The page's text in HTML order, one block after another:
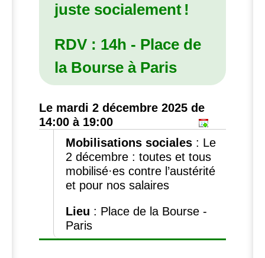
juste socialement !
RDV: 14h - Place de
la Bourse à Paris
Le mardi 2 décembre 2025 de
14:00 à 19:00
Mobilisations sociales: Le
2 décembre : toutes et tous
mobilisé·es contre l’austérité
et pour nos salaires
Lieu : Place de la Bourse -
Paris